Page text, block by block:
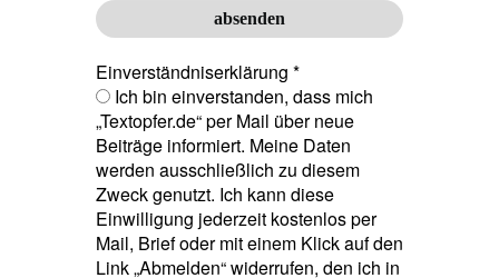
Einverständniserklärung *
Ich bin einverstanden, dass mich
„Textopfer.de“ per Mail über neue
Beiträge informiert. Meine Daten
werden ausschließlich zu diesem
Zweck genutzt. Ich kann diese
Einwilligung jederzeit kostenlos per
Mail, Brief oder mit einem Klick auf den
Link „Abmelden“ widerrufen, den ich in